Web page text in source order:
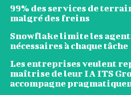
99% des services de
malgré des freins
Snowflake limite les
nécessaires à chaque tâche
Les entreprises veulent
maîtrise de leur IA ITS
accompagne